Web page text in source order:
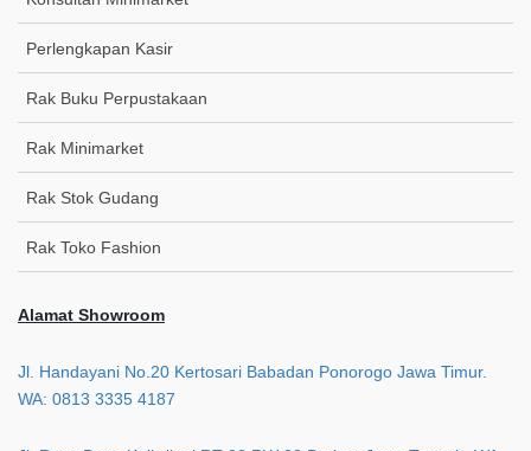
Perlengkapan Kasir
Rak Buku Perpustakaan
Rak Minimarket
Rak Stok Gudang
Rak Toko Fashion
Alamat Showroom
Jl. Handayani No.20 Kertosari Babadan Ponorogo Jawa Timur.
WA: 0813 3335 4187